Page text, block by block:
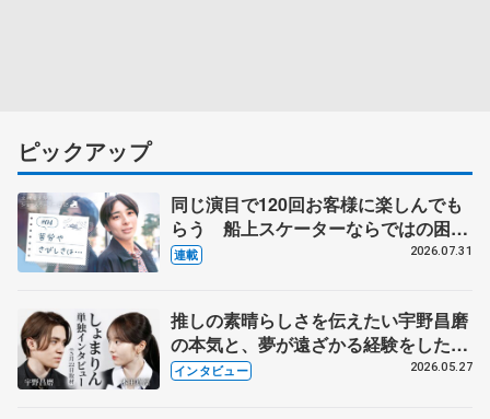
ピックアップ
同じ演目で120回お客様に楽しんでも
らう 船上スケーターならではの困難
とは 影響あったPIW前キャプテン松
連載 2026.07.31
推しの素晴らしさを伝えたい宇野昌磨
の本気と、夢が遠ざかる経験をした本
田真凜の覚悟
インタビュー 2026.05.27